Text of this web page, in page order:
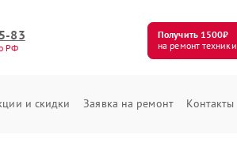
83
РФ
Получить 1500₽
на ремонт техники
и скидки Заявка на ремонт Контакты